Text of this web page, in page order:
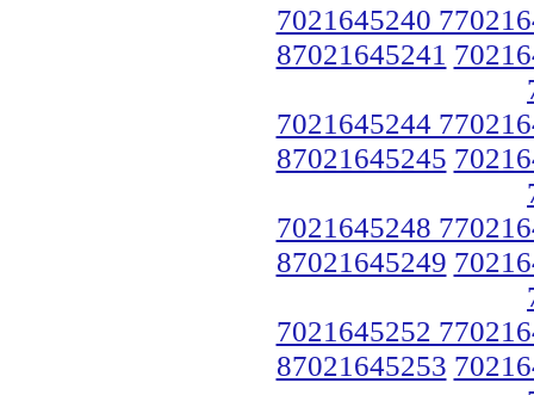
7021645240
87021645241
7021645244
87021645245
7021645248
87021645249
7021645252
87021645253